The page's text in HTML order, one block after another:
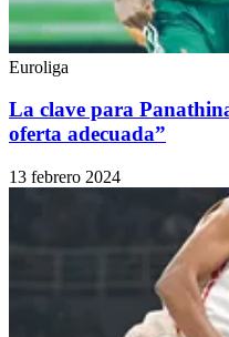
Euroliga
La clave para
oferta adecuada”
13 febrero 2024